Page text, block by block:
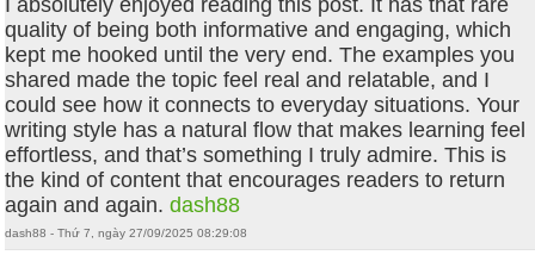
I absolutely enjoyed reading this post. It has that rare
quality of being both informative and engaging, which
kept me hooked until the very end. The examples you
shared made the topic feel real and relatable, and I
could see how it connects to everyday situations. Your
writing style has a natural flow that makes learning feel
effortless, and that’s something I truly admire. This is
the kind of content that encourages readers to return
again and again.dash88
dash88 - Thứ 7, ngày 27/09/2025 08:29:08